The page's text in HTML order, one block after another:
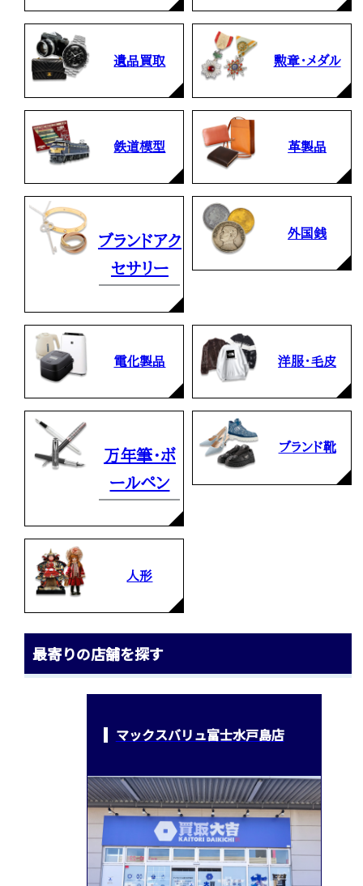
遺品買取 勲章・メダル
鉄道模型 革製品
ブランドアク
セサリー
外国銭
電化製品 洋服・毛皮
万年筆・ボ
ールペン
ブランド靴
人形
最寄りの店舗を探す
マックスバリュ富士水戸島店